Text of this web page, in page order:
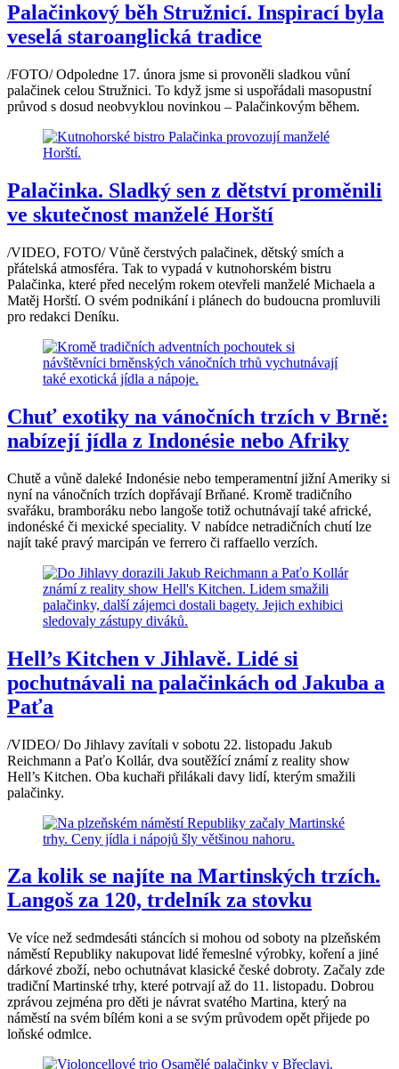
Palačinkový běh Stružnicí. Inspirací byla
veselá staroanglická tradice
/FOTO/ Odpoledne 17. února jsme si provoněli sladkou vůní
palačinek celou Stružnici. To když jsme si uspořádali masopustní
průvod s dosud neobvyklou novinkou – Palačinkovým během.
Palačinka. Sladký sen z dětství proměnili
ve skutečnost manželé Horští
/VIDEO, FOTO/ Vůně čerstvých palačinek, dětský smích a
přátelská atmosféra. Tak to vypadá v kutnohorském bistru
Palačinka, které před necelým rokem otevřeli manželé Michaela a
Matěj Horští. O svém podnikání i plánech do budoucna promluvili
pro redakci Deníku.
Chuť exotiky na vánočních trzích v Brně:
nabízejí jídla z Indonésie nebo Afriky
Chutě a vůně daleké Indonésie nebo temperamentní jižní Ameriky si
nyní na vánočních trzích dopřávají Brňané. Kromě tradičního
svařáku, bramboráku nebo langoše totiž ochutnávají také africké,
indonéské či mexické speciality. V nabídce netradičních chutí lze
najít také pravý marcipán ve ferrero či raffaello verzích.
Hell’s Kitchen v Jihlavě. Lidé si
pochutnávali na palačinkách od Jakuba a
Paťa
/VIDEO/ Do Jihlavy zavítali v sobotu 22. listopadu Jakub
Reichmann a Paťo Kollár, dva soutěžící známí z reality show
Hell’s Kitchen. Oba kuchaři přilákali davy lidí, kterým smažili
palačinky.
Za kolik se najíte na Martinských trzích.
Langoš za 120, trdelník za stovku
Ve více než sedmdesáti stáncích si mohou od soboty na plzeňském
náměstí Republiky nakupovat lidé řemeslné výrobky, koření a jiné
dárkové zboží, nebo ochutnávat klasické české dobroty. Začaly zde
tradiční Martinské trhy, které potrvají až do 11. listopadu. Dobrou
zprávou zejména pro děti je návrat svatého Martina, který na
náměstí na svém bílém koni a se svým průvodem opět přijede po
loňské odmlce.